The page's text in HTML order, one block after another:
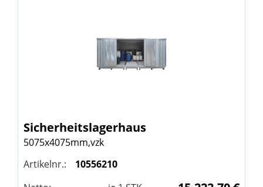
Sicherheitslagerhaus
5075x4075mm,vzk
Artikelnr.:
10556210